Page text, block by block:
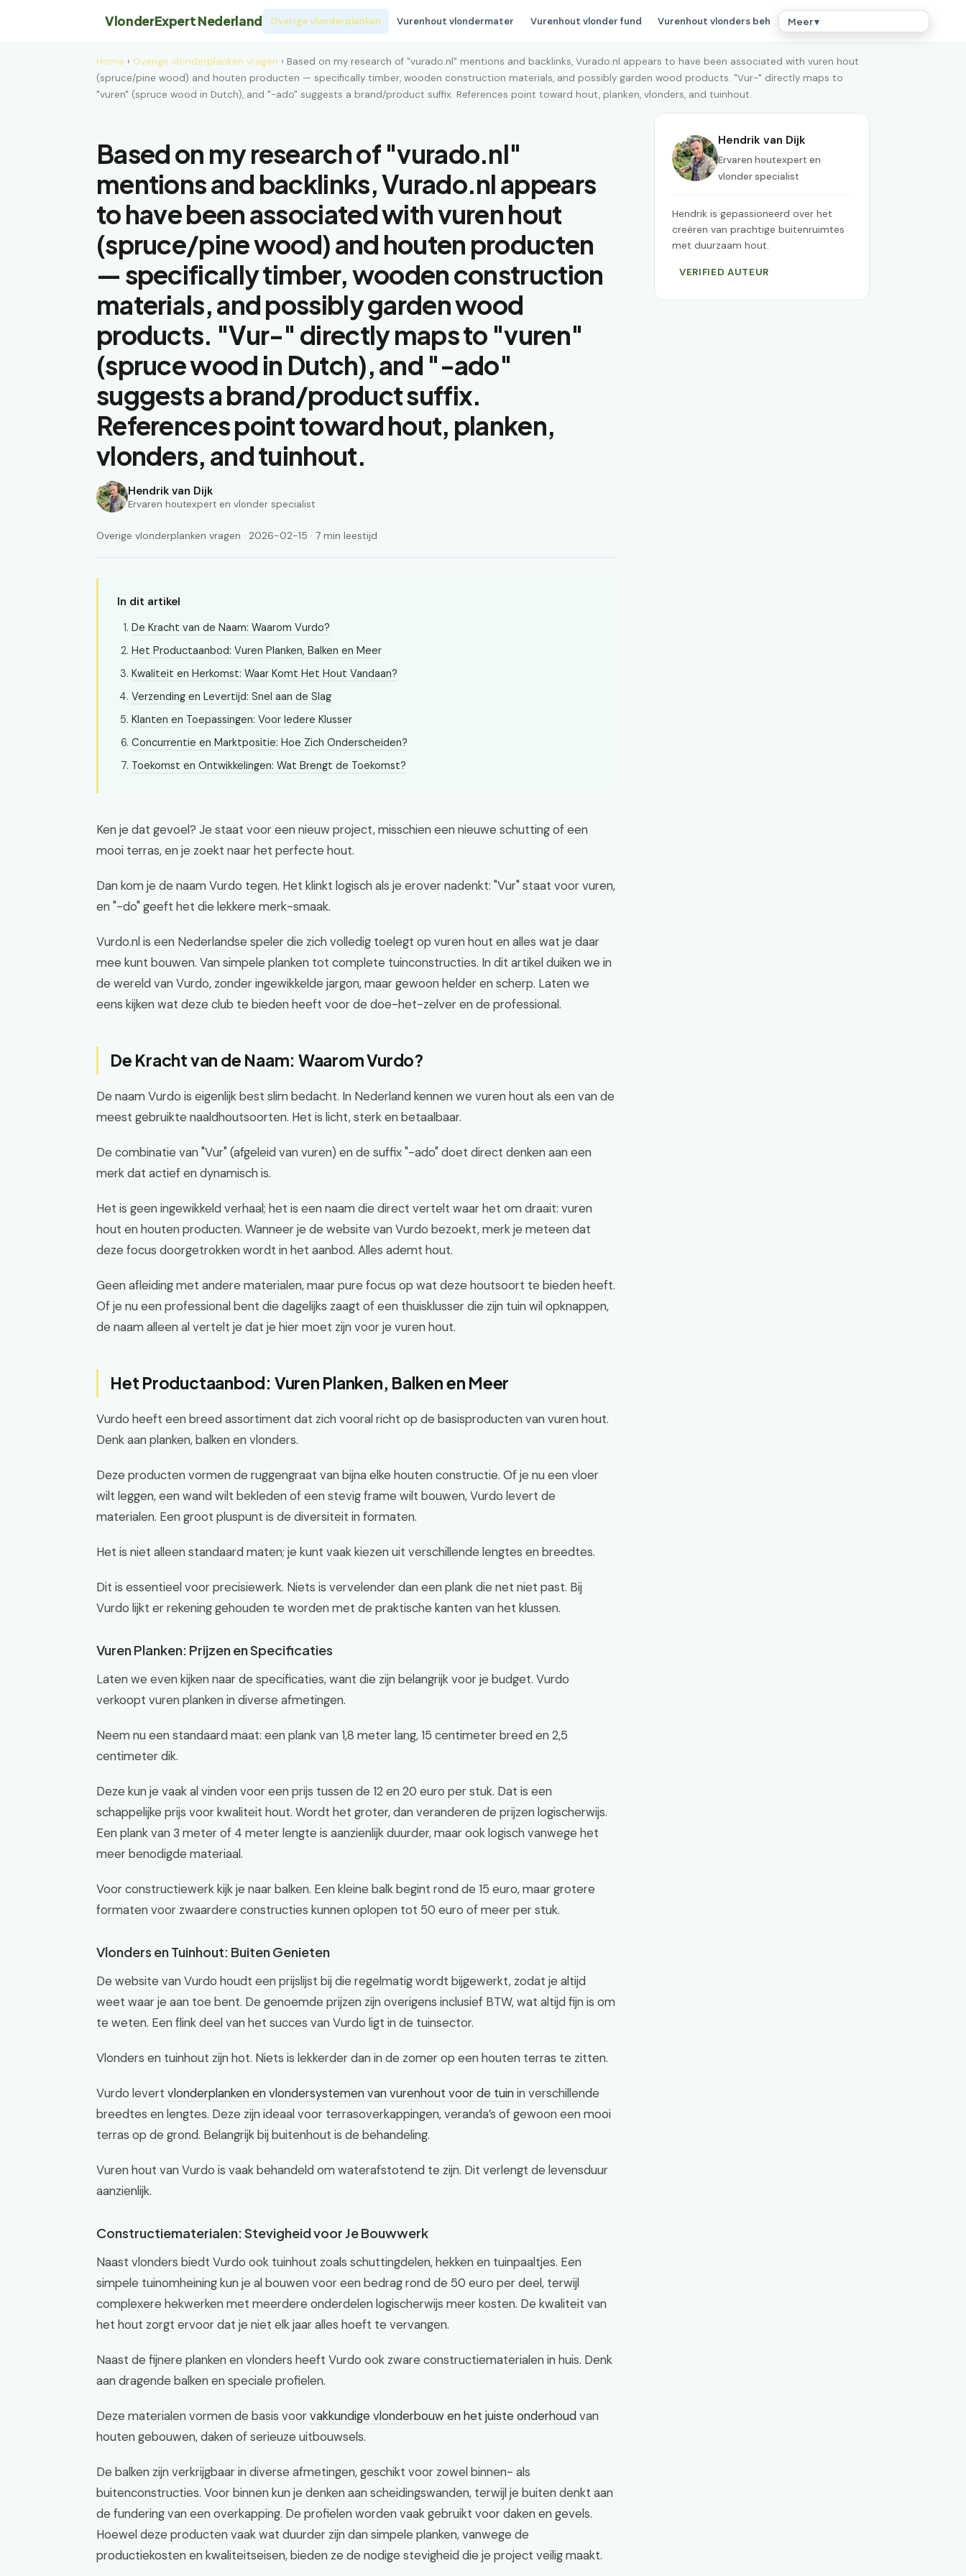
VlonderExpert Nederland Overige vlonderplanken Vurenhout vlondermater Vurenhout vlonder fund Vurenhout vlonders beh Meer ▾
Home › Overige vlonderplanken vragen › Based on my research of "vurado.nl" mentions and backlinks, Vurado.nl appears to have been associated with vuren hout
(spruce/pine wood) and houten producten — specifically timber, wooden construction materials, and possibly garden wood products. "Vur-" directly maps to
"vuren" (spruce wood in Dutch), and "-ado" suggests a brand/product suffix. References point toward hout, planken, vlonders, and tuinhout.
Based on my research of "vurado.nl"
mentions and backlinks, Vurado.nl appears
to have been associated with vuren hout
(spruce/pine wood) and houten producten
— specifically timber, wooden construction
materials, and possibly garden wood
products. "Vur-" directly maps to "vuren"
(spruce wood in Dutch), and "-ado"
suggests a brand/product suffix.
References point toward hout, planken,
vlonders, and tuinhout.
Hendrik van Dijk
Ervaren houtexpert en vlonder specialist
Overige vlonderplanken vragen · 2026-02-15 · 7 min leestijd
In dit artikel
De Kracht van de Naam: Waarom Vurdo?
Het Productaanbod: Vuren Planken, Balken en Meer
Kwaliteit en Herkomst: Waar Komt Het Hout Vandaan?
Verzending en Levertijd: Snel aan de Slag
Klanten en Toepassingen: Voor Iedere Klusser
Concurrentie en Marktpositie: Hoe Zich Onderscheiden?
Toekomst en Ontwikkelingen: Wat Brengt de Toekomst?
Ken je dat gevoel? Je staat voor een nieuw project, misschien een nieuwe schutting of een
mooi terras, en je zoekt naar het perfecte hout.
Dan kom je de naam Vurdo tegen. Het klinkt logisch als je erover nadenkt: "Vur" staat voor vuren,
en "-do" geeft het die lekkere merk-smaak.
Vurdo.nl is een Nederlandse speler die zich volledig toelegt op vuren hout en alles wat je daar
mee kunt bouwen. Van simpele planken tot complete tuinconstructies. In dit artikel duiken we in
de wereld van Vurdo, zonder ingewikkelde jargon, maar gewoon helder en scherp. Laten we
eens kijken wat deze club te bieden heeft voor de doe-het-zelver en de professional.
De Kracht van de Naam: Waarom Vurdo?
De naam Vurdo is eigenlijk best slim bedacht. In Nederland kennen we vuren hout als een van de
meest gebruikte naaldhoutsoorten. Het is licht, sterk en betaalbaar.
De combinatie van "Vur" (afgeleid van vuren) en de suffix "-ado" doet direct denken aan een
merk dat actief en dynamisch is.
Het is geen ingewikkeld verhaal; het is een naam die direct vertelt waar het om draait: vuren
hout en houten producten. Wanneer je de website van Vurdo bezoekt, merk je meteen dat
deze focus doorgetrokken wordt in het aanbod. Alles ademt hout.
Geen afleiding met andere materialen, maar pure focus op wat deze houtsoort te bieden heeft.
Of je nu een professional bent die dagelijks zaagt of een thuisklusser die zijn tuin wil opknappen,
de naam alleen al vertelt je dat je hier moet zijn voor je vuren hout.
Het Productaanbod: Vuren Planken, Balken en Meer
Vurdo heeft een breed assortiment dat zich vooral richt op de basisproducten van vuren hout.
Denk aan planken, balken en vlonders.
Deze producten vormen de ruggengraat van bijna elke houten constructie. Of je nu een vloer
wilt leggen, een wand wilt bekleden of een stevig frame wilt bouwen, Vurdo levert de
materialen. Een groot pluspunt is de diversiteit in formaten.
Het is niet alleen standaard maten; je kunt vaak kiezen uit verschillende lengtes en breedtes.
Dit is essentieel voor precisiewerk. Niets is vervelender dan een plank die net niet past. Bij
Vurdo lijkt er rekening gehouden te worden met de praktische kanten van het klussen.
Vuren Planken: Prijzen en Specificaties
Laten we even kijken naar de specificaties, want die zijn belangrijk voor je budget. Vurdo
verkoopt vuren planken in diverse afmetingen.
Neem nu een standaard maat: een plank van 1,8 meter lang, 15 centimeter breed en 2,5
centimeter dik.
Deze kun je vaak al vinden voor een prijs tussen de 12 en 20 euro per stuk. Dat is een
schappelijke prijs voor kwaliteit hout. Wordt het groter, dan veranderen de prijzen logischerwijs.
Een plank van 3 meter of 4 meter lengte is aanzienlijk duurder, maar ook logisch vanwege het
meer benodigde materiaal.
Voor constructiewerk kijk je naar balken. Een kleine balk begint rond de 15 euro, maar grotere
formaten voor zwaardere constructies kunnen oplopen tot 50 euro of meer per stuk.
Vlonders en Tuinhout: Buiten Genieten
De website van Vurdo houdt een prijslijst bij die regelmatig wordt bijgewerkt, zodat je altijd
weet waar je aan toe bent. De genoemde prijzen zijn overigens inclusief BTW, wat altijd fijn is om
te weten. Een flink deel van het succes van Vurdo ligt in de tuinsector.
Vlonders en tuinhout zijn hot. Niets is lekkerder dan in de zomer op een houten terras te zitten.
Vurdo levert vlonderplanken en vlondersystemen van vurenhout voor de tuinin verschillende
breedtes en lengtes. Deze zijn ideaal voor terrasoverkappingen, veranda’s of gewoon een mooi
terras op de grond. Belangrijk bij buitenhout is de behandeling.
Vuren hout van Vurdo is vaak behandeld om waterafstotend te zijn. Dit verlengt de levensduur
aanzienlijk.
Constructiematerialen: Stevigheid voor Je Bouwwerk
Naast vlonders biedt Vurdo ook tuinhout zoals schuttingdelen, hekken en tuinpaaltjes. Een
simpele tuinomheining kun je al bouwen voor een bedrag rond de 50 euro per deel, terwijl
complexere hekwerken met meerdere onderdelen logischerwijs meer kosten. De kwaliteit van
het hout zorgt ervoor dat je niet elk jaar alles hoeft te vervangen.
Naast de fijnere planken en vlonders heeft Vurdo ook zware constructiematerialen in huis. Denk
aan dragende balken en speciale profielen.
Deze materialen vormen de basis voorvakkundige vlonderbouw en het juiste onderhoudvan
houten gebouwen, daken of serieuze uitbouwsels.
De balken zijn verkrijgbaar in diverse afmetingen, geschikt voor zowel binnen- als
buitenconstructies. Voor binnen kun je denken aan scheidingswanden, terwijl je buiten denkt aan
de fundering van een overkapping. De profielen worden vaak gebruikt voor daken en gevels.
Hoewel deze producten vaak wat duurder zijn dan simpele planken, vanwege de
productiekosten en kwaliteitseisen, bieden ze de nodige stevigheid die je project veilig maakt.
Hendrik van Dijk
Ervaren houtexpert en
vlonder specialist
Hendrik is gepassioneerd over het
creëren van prachtige buitenruimtes
met duurzaam hout.
VERIFIED AUTEUR